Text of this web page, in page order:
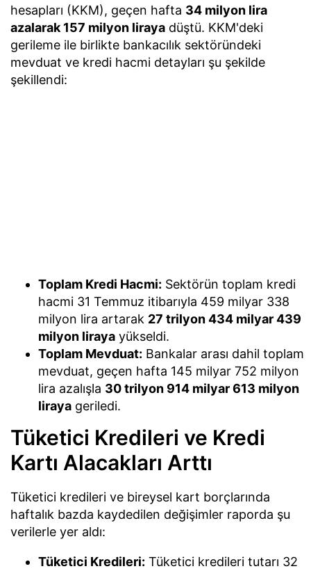
hesapları (KKM), geçen hafta 34 milyon lira
azalarak 157 milyon liraya düştü. KKM'deki
gerileme ile birlikte bankacılık sektöründeki
mevduat ve kredi hacmi detayları şu şekilde
şekillendi:
Toplam Kredi Hacmi: Sektörün toplam kredi
hacmi 31 Temmuz itibarıyla 459 milyar 338
milyon lira artarak 27 trilyon 434 milyar 439
milyon liraya yükseldi.
Toplam Mevduat: Bankalar arası dahil toplam
mevduat, geçen hafta 145 milyar 752 milyon
lira azalışla 30 trilyon 914 milyar 613 milyon
liraya geriledi.
Tüketici Kredileri ve Kredi
Kartı Alacakları Arttı
Tüketici kredileri ve bireysel kart borçlarında
haftalık bazda kaydedilen değişimler raporda şu
verilerle yer aldı:
Tüketici Kredileri: Tüketici kredileri tutarı 32